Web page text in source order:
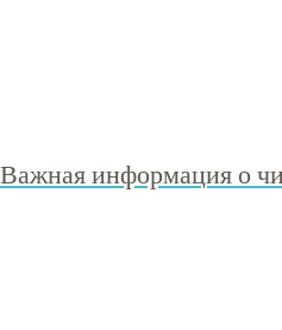
Важная информация о